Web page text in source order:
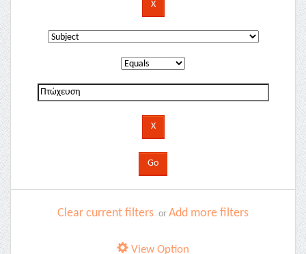
Clear current filters or Add more filters
View Option